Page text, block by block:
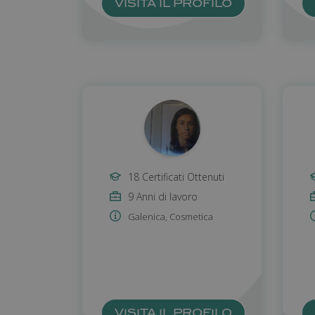
VISITA IL PROFILO
18 Certificati Ottenuti
9 Anni di lavoro
Galenica, Cosmetica